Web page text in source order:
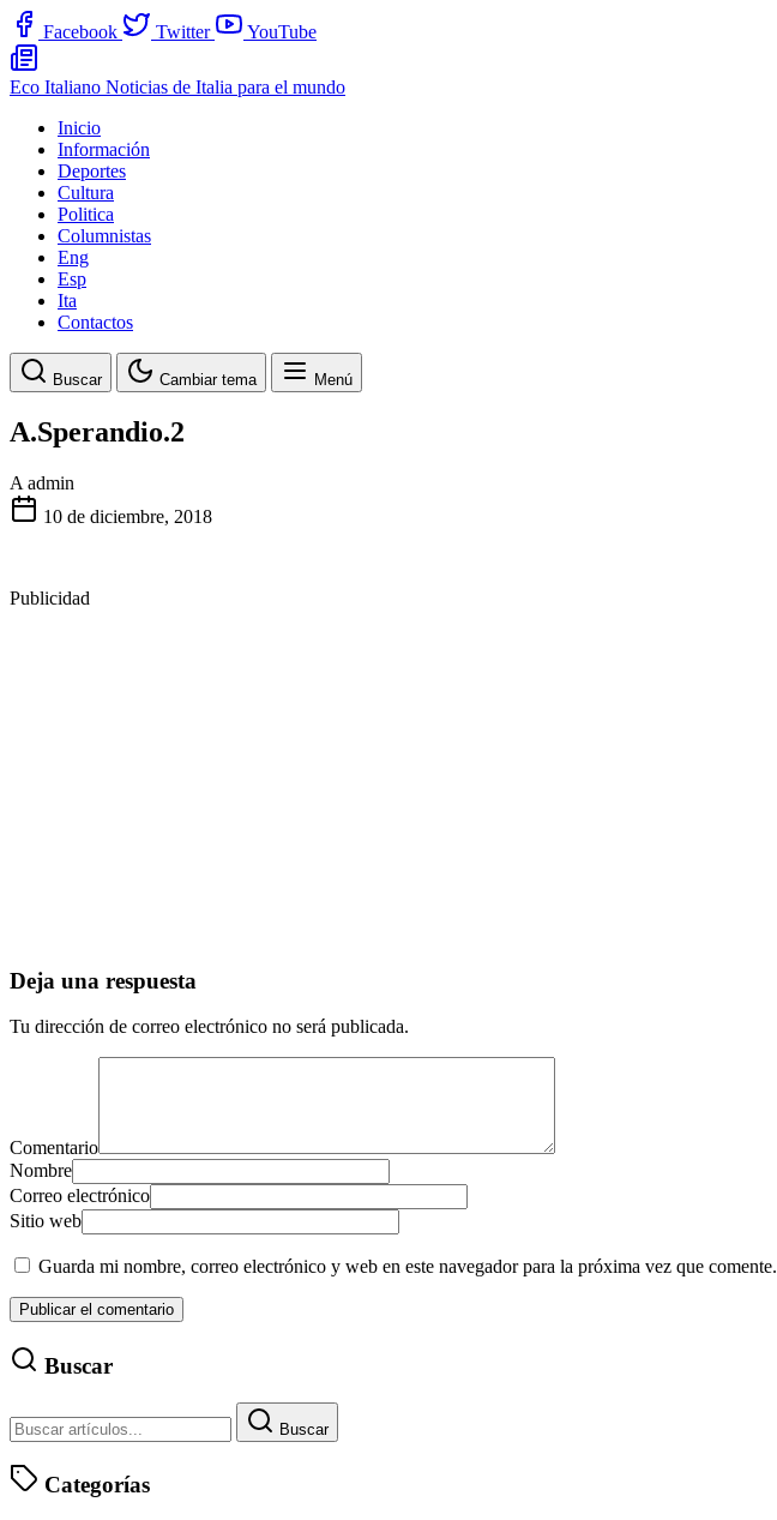
Facebook Twitter YouTube
Eco Italiano Noticias de Italia para el mundo
Inicio
Información
Deportes
Cultura
Politica
Columnistas
Eng
Esp
Ita
Contactos
Buscar Cambiar tema Menú
A.Sperandio.2
A admin
10 de diciembre, 2018
Publicidad
Deja una respuesta
Tu dirección de correo electrónico no será publicada.
Comentario
Nombre
Correo electrónico
Sitio web
Guarda mi nombre, correo electrónico y web en este navegador para la próxima vez que comente.
Buscar
Buscar
Categorías